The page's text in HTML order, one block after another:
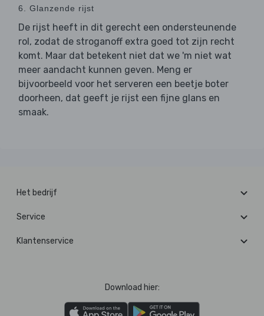
6. Glanzende rijst
De rijst heeft in dit gerecht een ondersteunende
rol, zodat de stroganoff extra goed tot zijn recht
komt. Maar dat betekent niet dat we 'm niet wat
meer aandacht kunnen geven. Meng er
bijvoorbeeld voor het serveren een beetje boter
doorheen, dat geeft je rijst een fijne glans en
smaak.
Het bedrijf
Service
Klantenservice
Download hier: